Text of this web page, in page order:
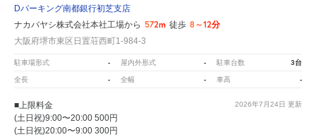
Dパーキング南都銀行初芝支店
ナカバヤシ株式会社本社工場から 572m 徒歩 8～12分
大阪府堺市東区日置荘西町1-984-3
駐車場形式 - 屋内外形式 - 駐車台数 3台
全長 - 全幅 - 車高 -
2026年7月24日 更新
■上限料金
(土日祝)9:00〜20:00 500円
(土日祝)20:00〜9:00 300円